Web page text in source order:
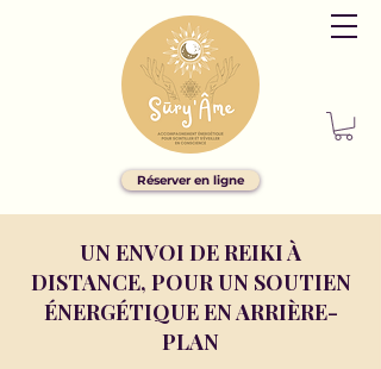
Réserver en ligne
UN ENVOI DE REIKI À
DISTANCE, POUR UN SOUTIEN
ÉNERGÉTIQUE EN ARRIÈRE-
PLAN